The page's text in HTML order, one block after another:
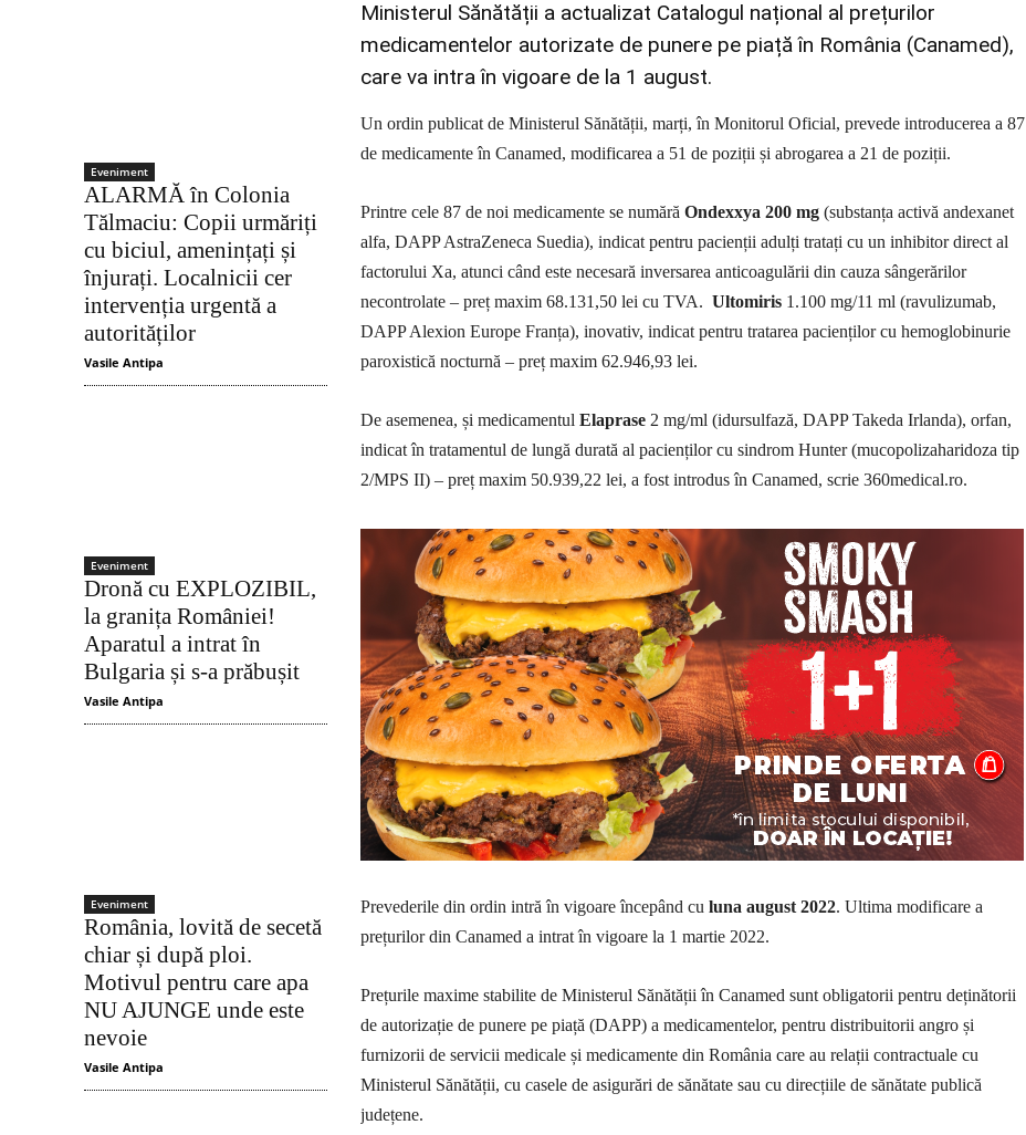
Eveniment
ALARMĂ în Colonia
Tălmaciu: Copii urmăriți
cu biciul, amenințați și
înjurați. Localnicii cer
intervenția urgentă a
autorităților
Vasile Antipa
Eveniment
Dronă cu EXPLOZIBIL,
la granița României!
Aparatul a intrat în
Bulgaria și s-a prăbușit
Vasile Antipa
Eveniment
România, lovită de secetă
chiar și după ploi.
Motivul pentru care apa
NU AJUNGE unde este
nevoie
Vasile Antipa
Ministerul Sănătății a actualizat Catalogul național al prețurilor
medicamentelor autorizate de punere pe piață în România (Canamed),
care va intra în vigoare de la 1 august.
Un ordin publicat de Ministerul Sănătății, marți, în Monitorul Oficial, prevede introducerea a 87
de medicamente în Canamed, modificarea a 51 de poziții și abrogarea a 21 de poziții.
Printre cele 87 de noi medicamente se numără Ondexxya 200 mg (substanța activă andexanet
alfa, DAPP AstraZeneca Suedia), indicat pentru pacienții adulți tratați cu un inhibitor direct al
factorului Xa, atunci când este necesară inversarea anticoagulării din cauza sângerărilor
necontrolate – preț maxim 68.131,50 lei cu TVA. Ultomiris 1.100 mg/11 ml (ravulizumab,
DAPP Alexion Europe Franța), inovativ, indicat pentru tratarea pacienților cu hemoglobinurie
paroxistică nocturnă – preț maxim 62.946,93 lei.
De asemenea, și medicamentul Elaprase 2 mg/ml (idursulfază, DAPP Takeda Irlanda), orfan,
indicat în tratamentul de lungă durată al pacienților cu sindrom Hunter (mucopolizaharidoza tip
2/MPS II) – preț maxim 50.939,22 lei, a fost introdus în Canamed, scrie 360medical.ro.
Prevederile din ordin intră în vigoare începând cu luna august 2022. Ultima modificare a
prețurilor din Canamed a intrat în vigoare la 1 martie 2022.
Prețurile maxime stabilite de Ministerul Sănătății în Canamed sunt obligatorii pentru deținătorii
de autorizație de punere pe piață (DAPP) a medicamentelor, pentru distribuitorii angro și
furnizorii de servicii medicale și medicamente din România care au relații contractuale cu
Ministerul Sănătății, cu casele de asigurări de sănătate sau cu direcțiile de sănătate publică
județene.